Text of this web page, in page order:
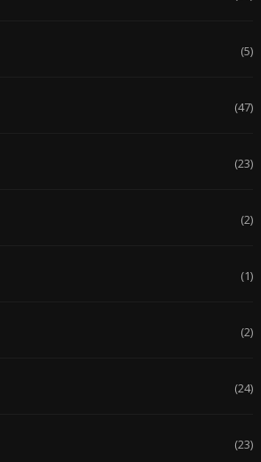
(5)
(47)
(23)
(2)
(1)
(2)
(24)
(23)